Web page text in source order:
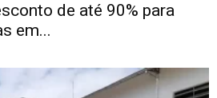
de até 90% para
em...